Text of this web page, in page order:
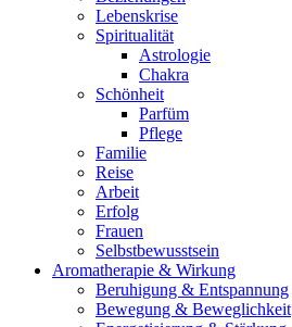
Lebenskrise
Spiritualität
Astrologie
Chakra
Schönheit
Parfüm
Pflege
Familie
Reise
Arbeit
Erfolg
Frauen
Selbstbewusstsein
Aromatherapie & Wirkung
Beruhigung & Entspannung
Bewegung & Beweglichkeit